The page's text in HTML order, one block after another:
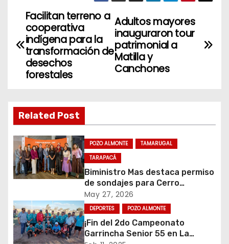
N
a
g
a
c
i
n
d
Adultos mayores
inauguraron tour
patrimonial a
Matilla y
Canchones
Facilitan terreno a
cooperativa
indígena para la
transformación de
desechos
forestales
Related Post
POZO ALMONTE
TAMARUGAL
TARAPACÁ
Biministro Mas destaca permiso
de sondajes para Cerro
Colorado
May 27, 2026
DEPORTES POZO ALMONTE
¡Fin del 2do Campeonato
Garrincha Senior 55 en La